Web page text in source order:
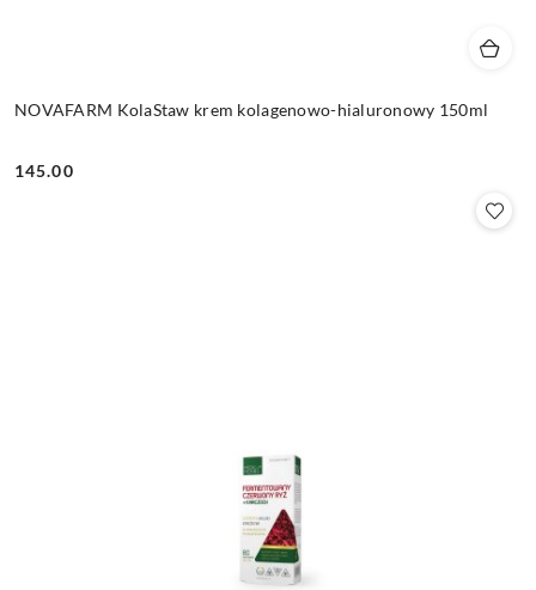
NOVAFARM KolaStaw krem kolagenowo-hialuronowy 150ml
Cena:
145.00